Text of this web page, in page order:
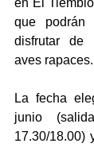
que podrán
disfrutar de
aves rapaces.
La fecha
junio
17.30/18.00)